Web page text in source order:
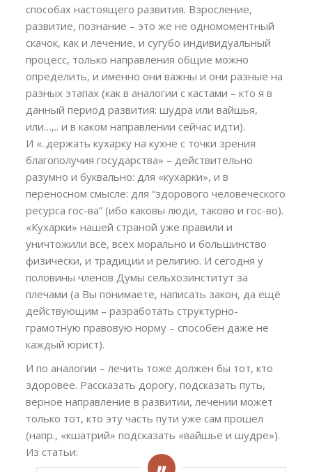
способах настоящего развития. Взросление,
развитие, познание – это же не одномоментный
скачок, как и лечение, и сугубо индивидуальный
процесс, только направления общие можно
определить, и именно они важны и они разные на
разных этапах (как в аналогии с кастами – кто я в
данный период развития: шудра или вайшья,
или…,.. и в каком направлении сейчас идти).
И «..держать кухарку на кухне с точки зрения
благополучия государства» – действительно
разумно и буквально: для «кухарки», и в
переносном смысле: для “здорового человеческого
ресурса гос-ва” (ибо каковы люди, таково и гос-во).
«Кухарки» нашей страной уже правили и
уничтожили всё, всех морально и большинство
физически, и традиции и религию. И сегодня у
половины членов Думы сельхозинститут за
плечами (а Вы понимаете, написать закон, да ещё
действующим – разработать структурно-
грамотную правовую норму – способен даже не
каждый юрист).
И по аналогии – лечить тоже должен бы тот, кто
здоровее. Рассказать дорогу, подсказать путь,
верное направление в развитии, лечении может
только тот, кто эту часть пути уже сам прошел
(напр., «кшатрий» подсказать «вайшье и шудре»).
Из статьи: